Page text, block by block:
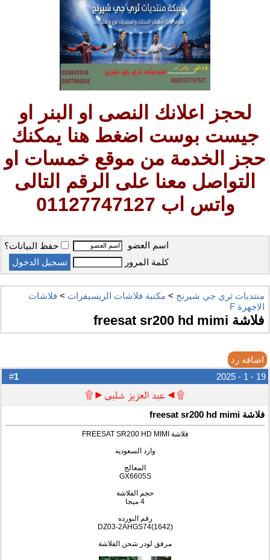
لحجز اعلانك النصى او البنر او
جيست بوست اضغط هنا يمكنك
حجز الخدمة من موقع خمسات او
التواصل معنا على الرقم التالى
واتس اب 01127747127
اسم العضو
حفظ البيانات؟
كلمة المرور
منتديات ثري جي شيرنج > مكتبة فلاشات الريسيفرات > فلاشات
الاجهزة F
فلاشة freesat sr200 hd mimi
اضافه رد
1 19 - 1 - 2025
۩◄عبد العزيز شلبى►۩
فلاشة freesat sr200 hd mimi
فلاشة FREESAT SR200 HD MIMI
وارد السعوديه
المعالج
GX6605S
حجم الفلاشة
4 ميجا
رقم البورده
DZ03-2AHGS74(1642)
مرفق لودر شحن الفلاشة